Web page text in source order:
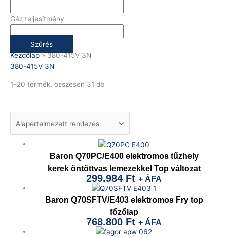
Gáz teljesítmény
Szűrés
Kezdőlap»380-415V 3N
380-415V 3N
1–20 termék, összesen 31 db
Baron Q70PC/E400 elektromos tűzhely
kerek öntöttvas lemezekkel Top változat
299.984 Ft + ÁFA
Baron Q70SFTV/E403 elektromos Fry top
főzőlap
768.800 Ft + ÁFA
Original